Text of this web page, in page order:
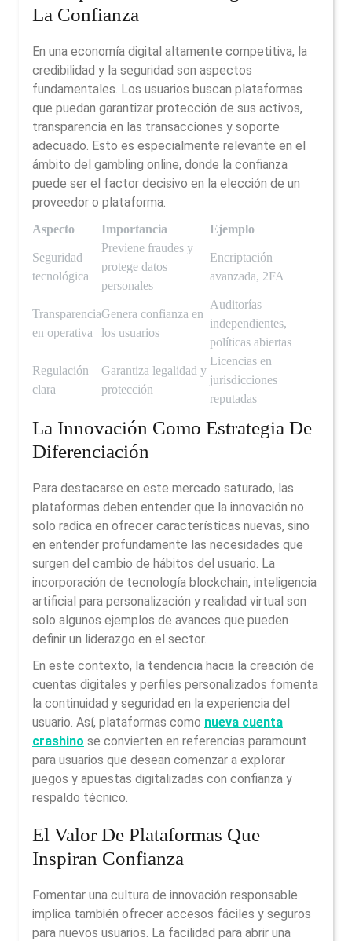
La Confianza
En una economía digital altamente competitiva, la
credibilidad y la seguridad son aspectos
fundamentales. Los usuarios buscan plataformas
que puedan garantizar protección de sus activos,
transparencia en las transacciones y soporte
adecuado. Esto es especialmente relevante en el
ámbito del gambling online, donde la confianza
puede ser el factor decisivo en la elección de un
proveedor o plataforma.
Aspecto Importancia Ejemplo
Seguridad
tecnológica
Previene fraudes y
protege datos
personales
Encriptación
avanzada, 2FA
Transparencia
en operativa
Genera confianza en
los usuarios
Auditorías
independientes,
políticas abiertas
Regulación
clara
Garantiza legalidad y
protección
Licencias en
jurisdicciones
reputadas
La Innovación Como Estrategia De
Diferenciación
Para destacarse en este mercado saturado, las
plataformas deben entender que la innovación no
solo radica en ofrecer características nuevas, sino
en entender profundamente las necesidades que
surgen del cambio de hábitos del usuario. La
incorporación de tecnología blockchain, inteligencia
artificial para personalización y realidad virtual son
solo algunos ejemplos de avances que pueden
definir un liderazgo en el sector.
En este contexto, la tendencia hacia la creación de
cuentas digitales y perfiles personalizados fomenta
la continuidad y seguridad en la experiencia del
usuario. Así, plataformas como nueva cuenta
crashino se convierten en referencias paramount
para usuarios que desean comenzar a explorar
juegos y apuestas digitalizadas con confianza y
respaldo técnico.
El Valor De Plataformas Que
Inspiran Confianza
Fomentar una cultura de innovación responsable
implica también ofrecer accesos fáciles y seguros
para nuevos usuarios. La facilidad para abrir una